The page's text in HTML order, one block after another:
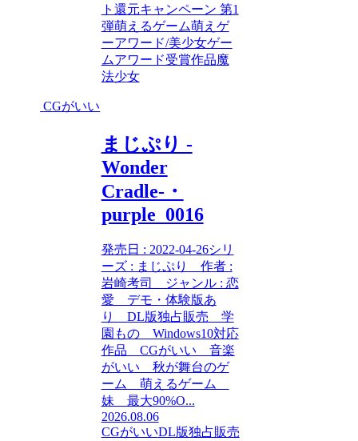
ト還元キャンペーン 第1
弾萌えるゲーム萌えゲ
ーアワード/美少女ゲー
ムアワード受賞作品魔
法少女
CGがいい
まじぷり -
Wonder
Cradle-・
purple_0016
発売日 : 2022-04-26シリ
ーズ : まじぷり 作者 :
岩崎考司 ジャンル : 恋
愛 デモ・体験版あ
り DL版独占販売 学
園もの Windows10対応
作品 CGがいい 音楽
がいい 秋が舞台のゲ
ーム 萌えるゲーム
妹 最大90%O...
2026.08.06
CGがいいDL版独占販売